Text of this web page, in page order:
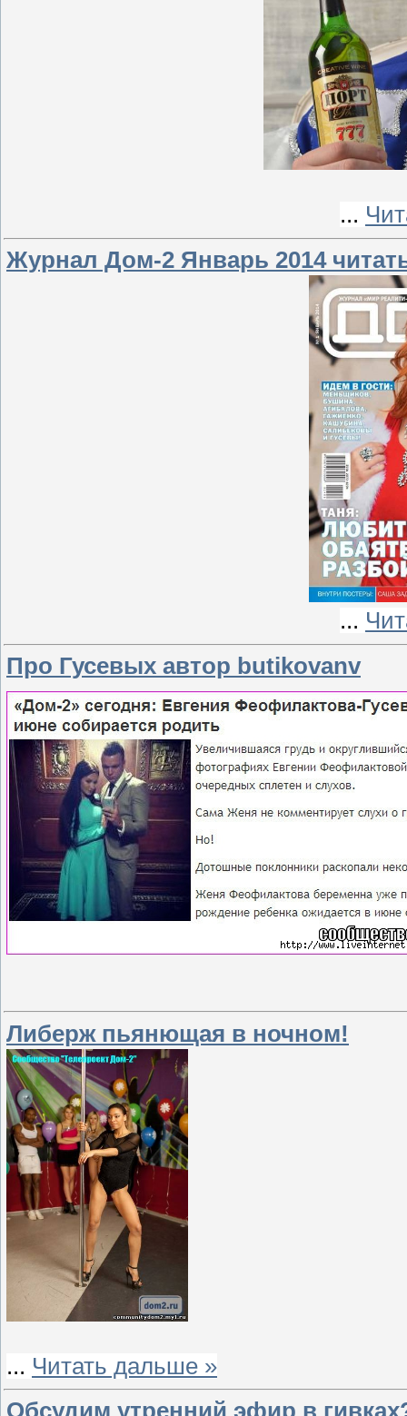
...
Журнал Дом-2 Январь 2014
...
Про Гусевых автор butikovanv
Либерж пьянющая в ночном!
... Читать дальше »
Обсудим утренний эфир в